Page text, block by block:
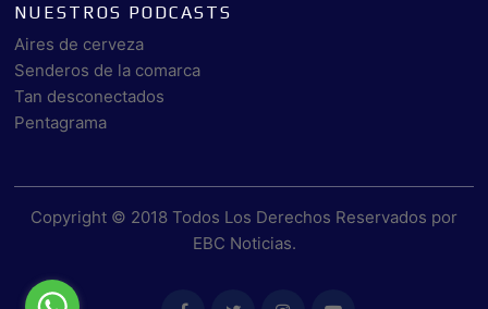
NUESTROS PODCASTS
Aires de cerveza
Senderos de la comarca
Tan desconectados
Pentagrama
Copyright © 2018 Todos Los Derechos Reservados por
EBC Noticias.